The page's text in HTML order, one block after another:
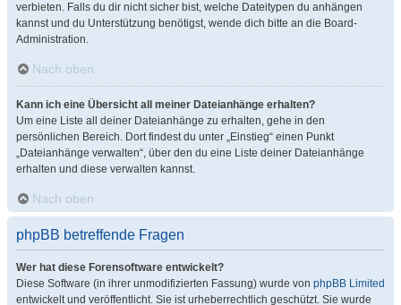
verbieten. Falls du dir nicht sicher bist, welche Dateitypen du anhängen
kannst und du Unterstützung benötigst, wende dich bitte an die Board-
Administration.
Nach oben
Kann ich eine Übersicht all meiner Dateianhänge erhalten?
Um eine Liste all deiner Dateianhänge zu erhalten, gehe in den
persönlichen Bereich. Dort findest du unter „Einstieg“ einen Punkt
„Dateianhänge verwalten“, über den du eine Liste deiner Dateianhänge
erhalten und diese verwalten kannst.
Nach oben
phpBB betreffende Fragen
Wer hat diese Forensoftware entwickelt?
Diese Software (in ihrer unmodifizierten Fassung) wurde von phpBB Limited
entwickelt und veröffentlicht. Sie ist urheberrechtlich geschützt. Sie wurde